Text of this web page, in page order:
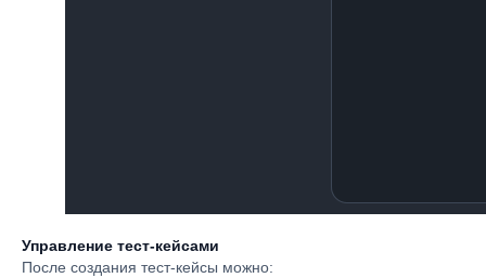
Управление тест-кейсами
После создания тест-кейсы можно: